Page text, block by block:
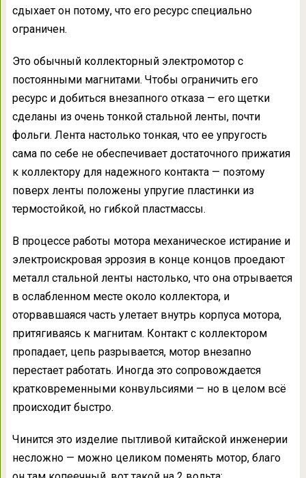
сдыхает он потому, что его ресурс специально
ограничен.
Это обычный коллекторный электромотор с
постоянными магнитами. Чтобы ограничить его
ресурс и добиться внезапного отказа — его щетки
сделаны из очень тонкой стальной ленты, почти
фольги. Лента настолько тонкая, что ее упругость
сама по себе не обеспечивает достаточного прижатия
к коллектору для надежного контакта — поэтому
поверх ленты положены упругие пластинки из
термостойкой, но гибкой пластмассы.
В процессе работы мотора механическое истирание и
электроискровая эррозия в конце концов проедают
металл стальной ленты настолько, что она отрывается
в ослабленном месте около коллектора, и
оторвавшаяся часть улетает внутрь корпуса мотора,
притягиваясь к магнитам. Контакт с коллектором
пропадает, цепь разрывается, мотор внезапно
перестает работать. Иногда это сопровождается
кратковременными конвульсиями — но в целом всё
происходит быстро.
Чинится это изделие пытливой китайской инженерии
несложно — можно целиком поменять мотор, благо